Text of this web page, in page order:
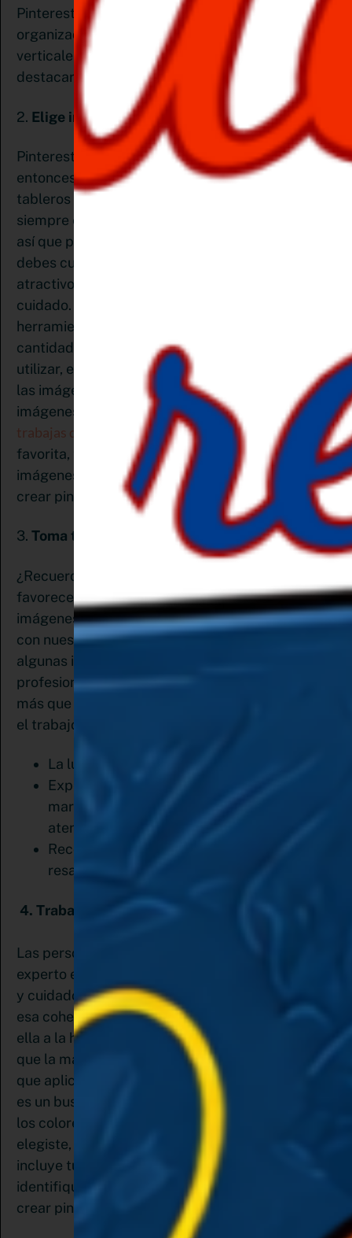
Pinterest contesta al respecto: “Los pines están
organizados en columnas, por lo que los pines
verticales ocupan más espacio y tienden a
destacar más.
2. Elige imágenes que inspiren
Pinterest se trata de deseos que cumplir,
entonces, ¿no debería ser tu objetivo contar con
tableros llenos de hermosas imágenes? Piensa
siempre en tu cuenta como tu portafolio visual,
así que para crear pines que inspiren a muchos
debes cuidar que todos los aspectos sean
atractivos. Elige cada imagen que utilices con
cuidado. Existen muchísimos sitios web o
herramientas que ponen a tu disposición una gran
cantidad de imágenes hermosas que puedes
utilizar, eso sí, cuídate tener permiso para usar
las imágenes con autor o utiliza banco de
imágenes gratuitas disponibles en internet.Si
trabajas desde Canva, que es mi herramienta
favorita, tienes a tu disposición su banco de
imágenes que puedes utilizar al momento de
crear pines.
3. Toma tus propias imágenes
¿Recuerda que el algoritmo de Pinterest
favorece el contenido fresco y nuevo? Y las
imágenes de archivo no siempre nos ayudarán
con nuestro contenido, así que tendrás que tomar
algunas imágenes. Si no cuentas con equipo
profesional o experiencia, no te preocupes. Estoy
más que segura que tu teléfono inteligente hará
el trabajo más que bien. Solo asegúrate de cuidar
La luz.
Experimenta con el blanco y negro. En el
mar de colores, tus pines llamarán la
atención
Recorta la parte de las fotos que quieras
resaltar.
4. Trabaja tu Branding
Las personas que te siguen te perciben como un
experto en tu nicho, así que debes ser coherente
y cuidadoso con lo que posteas. Y para mantener
esa coherencia está tu identidad de marca y ve a
ella a la hora de crear tu contenido. Ten presente
que la marca para Pinterest es diferente a las
que aplicas en las otras redes sociales (recuerda
es un buscador visual) así que experimenta con
los colores, siempre cercanos a la paleta que
elegiste, elige fuentes atractivas pero legibles,
incluye tu logo y marca para que las personas
identifiquen tus pines en su feed. Y asegúrate de
crear pines compatibles con dispositivos móviles